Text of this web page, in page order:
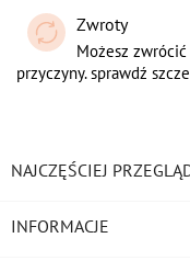
Zwroty
Możesz
przyczyny. sprawdź
NAJCZĘŚCIEJ
INFORMACJE